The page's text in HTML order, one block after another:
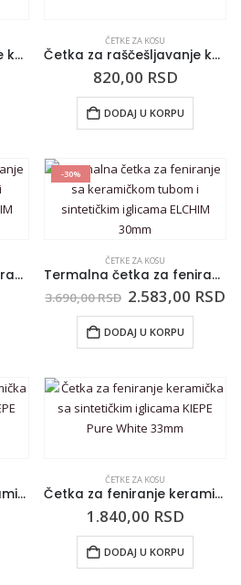
Četka za raščešljavanje kose CALA Pink Flamingo Tangle Free 66853
ČETKE ZA KOSU
Četka za raščešljavanje kose CALA Tangle Free Whale 66855
820,00 RSD
DODAJ U KORPU
Termalna četka za feniranje sa keramičkom tubom i sintetičkim iglicama ELCHIM 24mm
-30%
ČETKE ZA KOSU
Termalna četka za feniranje sa keramičkom tubom i sintetičkim iglicama ELCHIM 30mm
3.690,00RSD 2.583,00 RSD
DODAJ U KORPU
Četka za feniranje keramička sa sintetičkim iglicama KIEPE Pure White 43mm
ČETKE ZA KOSU
Četka za feniranje keramička sa sintetičkim iglicama KIEPE Pure White 33mm
1.840,00 RSD
DODAJ U KORPU